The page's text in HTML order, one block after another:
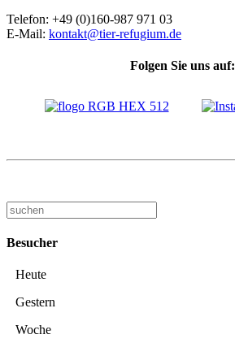
Telefon: +49 (0)160-987 971 03
E-Mail: kontakt@tier-refugium.de
Folgen Sie uns auf:
Besucher
Heute
Gestern
Woche